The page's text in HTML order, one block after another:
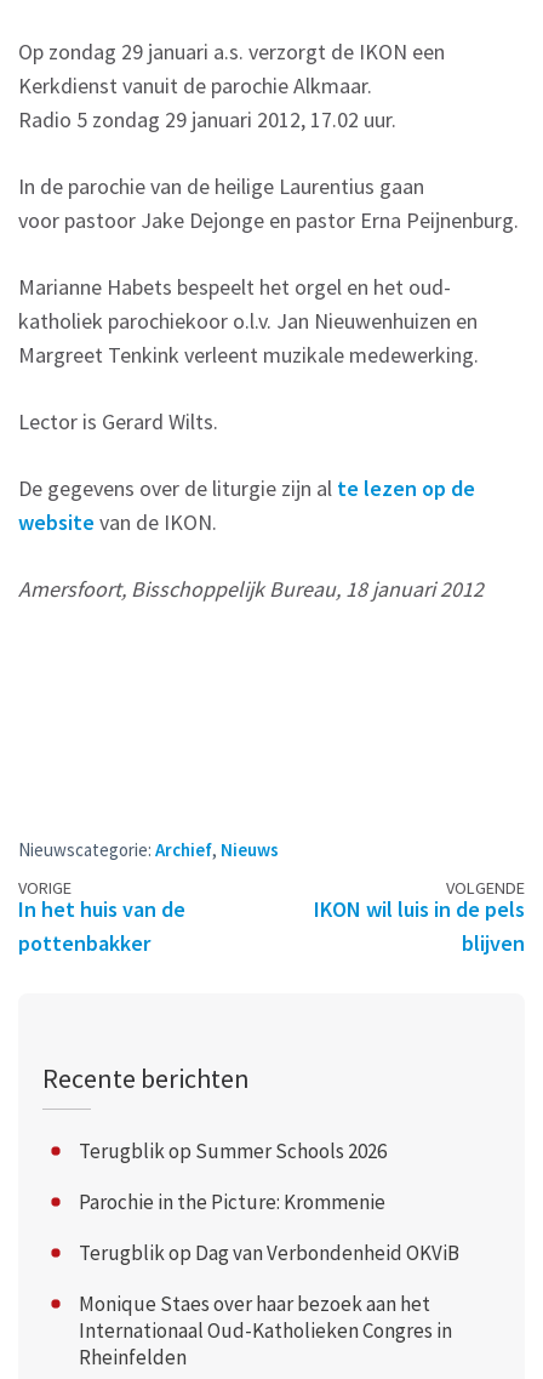
Op zondag 29 januari a.s. verzorgt de IKON een
Kerkdienst vanuit de parochie Alkmaar.
Radio 5 zondag 29 januari 2012, 17.02 uur.
In de parochie van de heilige Laurentius gaan
voor pastoor Jake Dejonge en pastor Erna Peijnenburg.
Marianne Habets bespeelt het orgel en het oud-
katholiek parochiekoor o.l.v. Jan Nieuwenhuizen en
Margreet Tenkink verleent muzikale medewerking.
Lector is Gerard Wilts.
De gegevens over de liturgie zijn al te lezen op de
website van de IKON.
Amersfoort, Bisschoppelijk Bureau, 18 januari 2012
Nieuwscategorie: Archief, Nieuws
Berichtennavigatie
VORIGE
In het huis van de
pottenbakker
VOLGENDE
IKON wil luis in de pels
blijven
Recente berichten
Terugblik op Summer Schools 2026
Parochie in the Picture: Krommenie
Terugblik op Dag van Verbondenheid OKViB
Monique Staes over haar bezoek aan het
Internationaal Oud-Katholieken Congres in
Rheinfelden